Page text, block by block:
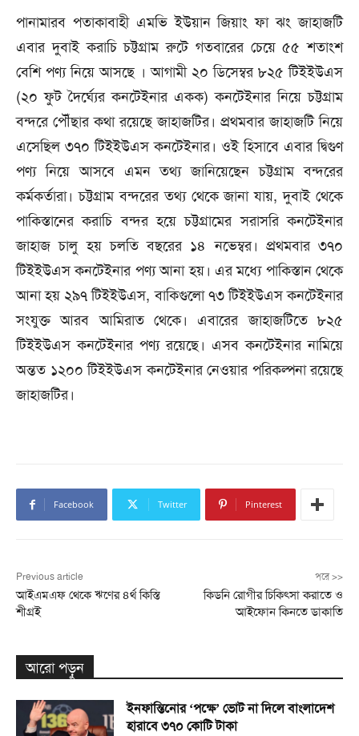
পানামারব পতাকাবাহী এমভি ইউয়ান জিয়াং ফা ঝং জাহাজটি
এবার দুবাই করাচি চট্টগ্রাম রুটে গতবারের চেয়ে ৫৫ শতাংশ
বেশি পণ্য নিয়ে আসছে । আগামী ২০ ডিসেম্বর ৮২৫ টিইইউএস
(২০ ফুট দৈর্ঘ্যের কনটেইনার একক) কনটেইনার নিয়ে চট্টগ্রাম
বন্দরে পৌঁছার কথা রয়েছে জাহাজটির। প্রথমবার জাহাজটি নিয়ে
এসেছিল ৩৭০ টিইইউএস কনটেইনার। ওই হিসাবে এবার দ্বিগুণ
পণ্য নিয়ে আসবে এমন তথ্য জানিয়েছেন চট্টগ্রাম বন্দরের
কর্মকর্তারা। চট্টগ্রাম বন্দরের তথ্য থেকে জানা যায়, দুবাই থেকে
পাকিস্তানের করাচি বন্দর হয়ে চট্টগ্রামের সরাসরি কনটেইনার
জাহাজ চালু হয় চলতি বছরের ১৪ নভেম্বর। প্রথমবার ৩৭০
টিইইউএস কনটেইনার পণ্য আনা হয়। এর মধ্যে পাকিস্তান থেকে
আনা হয় ২৯৭ টিইইউএস, বাকিগুলো ৭৩ টিইইউএস কনটেইনার
সংযুক্ত আরব আমিরাত থেকে। এবারের জাহাজটিতে ৮২৫
টিইইউএস কনটেইনার পণ্য রয়েছে। এসব কনটেইনার নামিয়ে
অন্তত ১২০০ টিইইউএস কনটেইনার নেওয়ার পরিকল্পনা রয়েছে
জাহাজটির।
Facebook Twitter Pinterest
Previous article
আইএমএফ থেকে ঋণের ৪র্থ কিস্তি
শীগ্রই
পরে >>
কিডনি রোগীর চিকিৎসা করাতে ও
আইফোন কিনতে ডাকাতি
আরো পড়ুন
ইনফান্তিনোর ‘পক্ষে’ ভোট না দিলে বাংলাদেশ
হারাবে ৩৭০ কোটি টাকা